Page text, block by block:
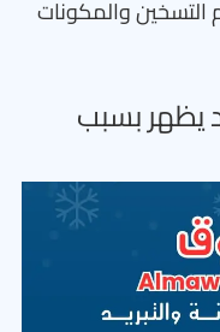
والمكونات
يظهر بسبب